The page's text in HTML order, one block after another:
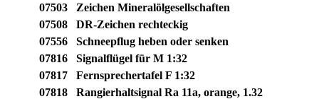
07503 Zeichen Mineralölgesellschaften
07508 DR-Zeichen rechteckig
07556 Schneepflug heben oder senken
07816 Signalflügel für M 1:32
07817 Fernsprechertafel F 1:32
07818 Rangierhaltsignal Ra 11a, orange, 1.32